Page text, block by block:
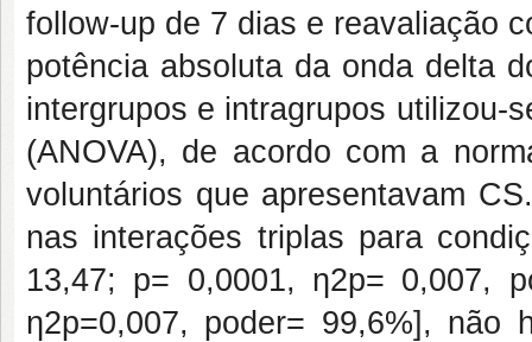
follow-up de 7 dias e reavaliação
potência absoluta da onda delta
intergrupos e intragrupos utilizou-
(ANOVA), de acordo com a
voluntários que apresentavam
nas interações triplas para
13,47; p= 0,0001, ƞ2p= 0,007,
ƞ2p=0,007, poder= 99,6%], não